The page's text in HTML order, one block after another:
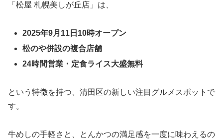
「松屋 札幌美しが丘店」は、
2025年9月11日10時オープン
松のや併設の複合店舗
24時間営業・定食ライス大盛無料
という特徴を持つ、清田区の新しい注目グルメスポットで
す。
牛めしの手軽さと、とんかつの満足感を一度に味わえるの